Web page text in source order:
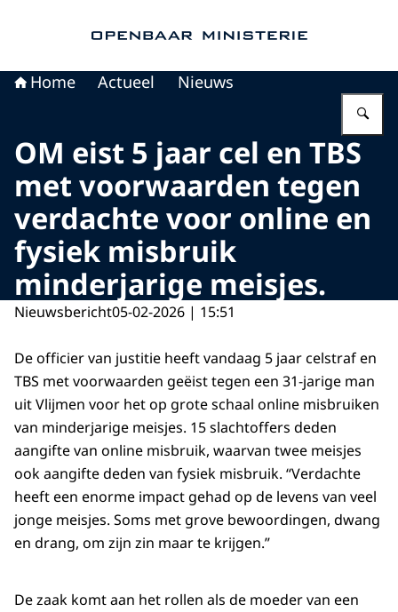
Home Actueel Nieuws
OM eist 5 jaar cel en TBS
met voorwaarden tegen
verdachte voor online en
fysiek misbruik
minderjarige meisjes.
Nieuwsbericht05-02-2026 | 15:51
De officier van justitie heeft vandaag 5 jaar celstraf en
TBS met voorwaarden geëist tegen een 31-jarige man
uit Vlijmen voor het op grote schaal online misbruiken
van minderjarige meisjes. 15 slachtoffers deden
aangifte van online misbruik, waarvan twee meisjes
ook aangifte deden van fysiek misbruik. “Verdachte
heeft een enorme impact gehad op de levens van veel
jonge meisjes. Soms met grove bewoordingen, dwang
en drang, om zijn zin maar te krijgen.”
De zaak komt aan het rollen als de moeder van een